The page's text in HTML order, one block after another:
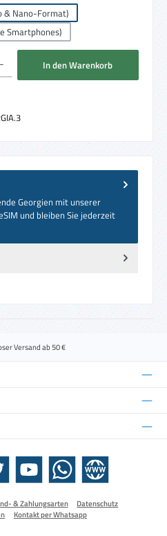
& Nano-Format)
Smartphones)
Wert ein oder benutze die Schaltflächen um
In den Warenkorb
Georgien mit unserer
und bleiben Sie jederzeit
Versand ab 50 €
YouTube WhatsApp Website
& Zahlungsarten
Datenschutz
Kontakt per Whatsapp